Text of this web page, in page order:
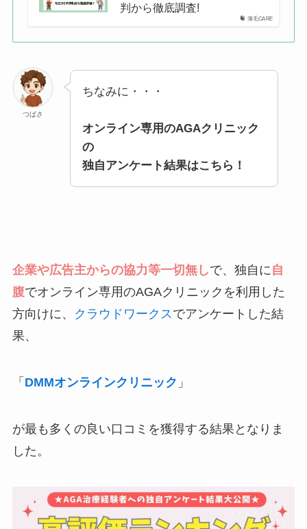
薄毛CARE
判から徹底調査!
つばさ
ちなみに・・・
オンライン専用のAGAクリニック
の
独自アンケート結果はこちら！
企業や広告主からの協力等一切無しで、独自に自
腹でオンライン専用のAGAクリニックを利用した
方向けに、
クラウドワークスでアンケートした結
果、
「 DMMオンラインクリニック 」
が最も多くの良い口コミを獲得する結果となりま
した。